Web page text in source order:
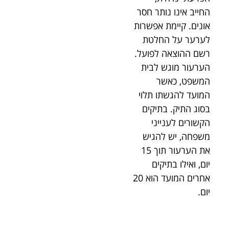
החייב אינו נותר חסר
אונים. קיימת אפשרות
לערער על החלטת
רשם ההוצאה לפועל.
הערעור מוגש לבית
המשפט, כאשר
המועד להגשתו תלוי
בסוג התיק. בתיקים
הקשורים לענייני
משפחה, יש להגיש
את הערעור תוך 15
יום, ואילו בתיקים
אחרים המועד הוא 20
יום.